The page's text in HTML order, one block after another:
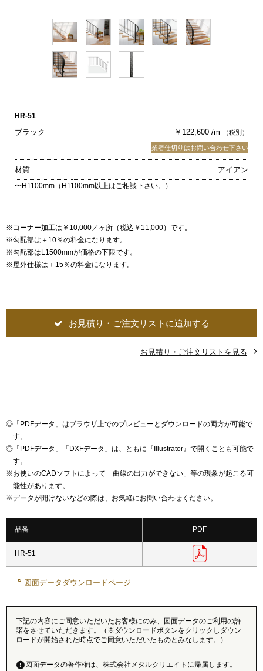
HR-51
ブラック ￥122,600 /m （税別）
業者仕切りはお問い合わせ下さい
材質 アイアン
〜H1100mm（H1100mm以上はご相談下さい。）
※コーナー加工は￥10,000／ヶ所（税込￥11,000）です。
※勾配部は＋10％の料金になります。
※勾配部はL1500mmが価格の下限です。
※屋外仕様は＋15％の料金になります。
お見積り・ご注文リストに追加する
お見積り・ご注文リストを見る
◎ 「PDFデータ」はブラウザ上でのプレビューとダウンロードの両方が可能で
す。
◎ 「PDFデータ」「DXFデータ」は、ともに『Illustrator』で開くことも可能で
す。
※お使いのCADソフトによって「曲線の出力ができない」等の現象が起こる可
能性があります。
※データが開けないなどの際は、お気軽にお問い合わせください。
品番 PDF
HR-51
図面データダウンロードページ
下記の内容にご同意いただいたお客様にのみ、図面データのご利用の許
諾をさせていただきます。（※ダウンロードボタンをクリックしダウン
ロードが開始された時点でご同意いただいたものとみなします。）
図面データの著作権は、株式会社メタルクリエイトに帰属します。